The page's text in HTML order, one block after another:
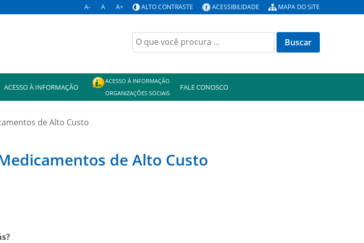
A- A A+ ALTO CONTRASTE ACESSIBILIDADE MAPA DO SITE
Buscar
por:
ACESSO À INFORMAÇÃO
ACESSO À INFORMAÇÃO
ORGANIZAÇÕES SOCIAIS
FALE CONOSCO
de Alto Custo
de Alto Custo